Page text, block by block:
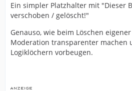
Ein simpler Platzhalter mit "Dieser
verschoben / gelöscht!"
Genauso, wie beim Löschen
Moderation transparenter machen
Logiklöchern vorbeugen.